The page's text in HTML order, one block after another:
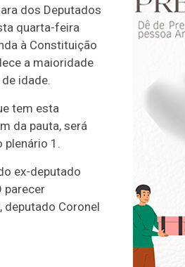
dos Deputados
quarta-feira
à Constituição
a maioridade
idade.
tem esta
da pauta, será
plenário 1.
ex-deputado
parecer
deputado Coronel